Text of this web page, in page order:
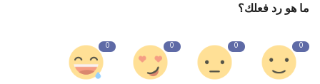
ما هو رد فعلك؟
0
0
0
0